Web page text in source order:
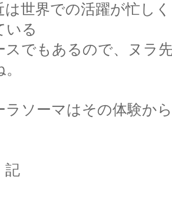
は世界での活躍が忙し
いる
スでもあるので、ヌラ
ラソーマはその体験か